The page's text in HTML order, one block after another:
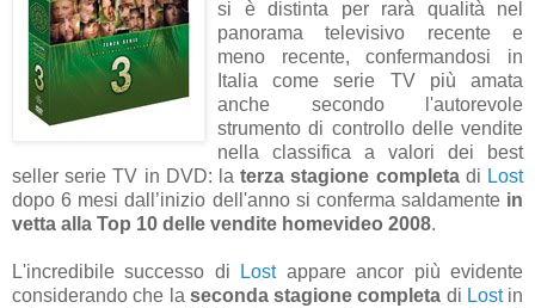
si è distinta per rarà qualità nel
panorama televisivo recente e
meno recente, confermandosi in
Italia come serie TV più amata
anche secondo l'autorevole
strumento di controllo delle vendite
nella classifica a valori dei best
seller serie TV in DVD: laterza stagione completadi Lost
dopo 6 mesi dall’inizio dell'anno si conferma saldamente in
vetta alla Top 10 delle vendite homevideo 2008.
L'incredibile successo di Lostappare ancor più evidente
considerando che la seconda stagione completa di Lostin